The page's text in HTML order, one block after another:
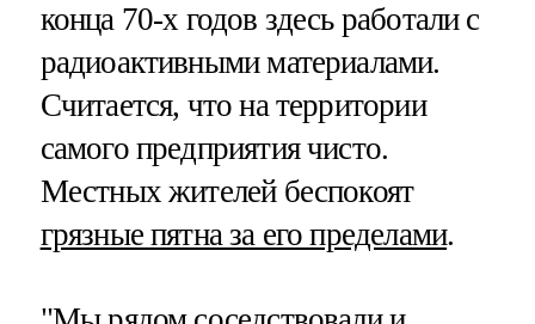
конца 70-х годов здесь работали с
радиоактивными материалами.
Считается, что на территории
самого предприятия чисто.
Местных жителей беспокоят
грязные пятна за его пределами.